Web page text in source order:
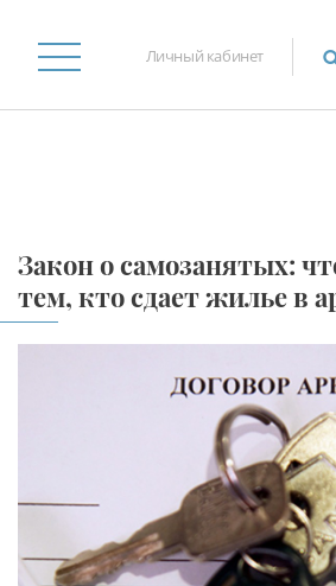
Личный кабинет
Закон о самозанятых:
тем, кто сдает жилье в